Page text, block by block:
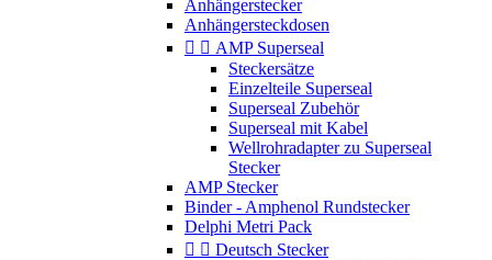
Anhängerstecker
Anhängersteckdosen
  AMP Superseal
Steckersätze
Einzelteile Superseal
Superseal Zubehör
Superseal mit Kabel
Wellrohradapter zu Superseal
Stecker
AMP Stecker
Binder - Amphenol Rundstecker
Delphi Metri Pack
  Deutsch Stecker